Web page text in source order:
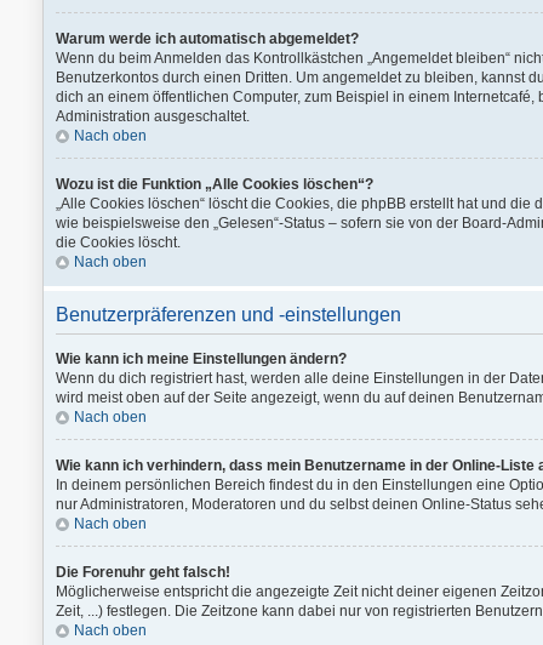
Warum werde ich automatisch abgemeldet?
Wenn du beim Anmelden das Kontrollkästchen „Angemeldet bleiben“
Benutzerkontos durch einen Dritten. Um angemeldet zu bleiben, kannst
dich an einem öffentlichen Computer, zum Beispiel in einem
Administration ausgeschaltet.
Nach oben
Wozu ist die Funktion „Alle Cookies löschen“?
„Alle Cookies löschen“ löscht die Cookies, die phpBB erstellt hat und
wie beispielsweise den „Gelesen“-Status – sofern sie von der Board-
die Cookies löscht.
Nach oben
Benutzerpräferenzen und -einstellungen
Wie kann ich meine Einstellungen ändern?
Wenn du dich registriert hast, werden alle deine Einstellungen in der
wird meist oben auf der Seite angezeigt, wenn du auf deinen
Nach oben
Wie kann ich verhindern, dass mein Benutzername in der Online-Liste
In deinem persönlichen Bereich findest du in den Einstellungen eine
nur Administratoren, Moderatoren und du selbst deinen Online-Status
Nach oben
Die Forenuhr geht falsch!
Möglicherweise entspricht die angezeigte Zeit nicht deiner eigenen
Zeit, ...) festlegen. Die Zeitzone kann dabei nur von registrierten
Nach oben